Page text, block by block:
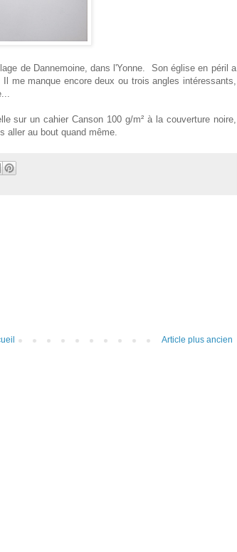
de Dannemoine, dans l'Yonne. Son église en péril a
me manque encore deux ou trois angles intéressants,
sur un cahier Canson 100 g/m² à la couverture noire,
aller au bout quand même.
Article plus ancien